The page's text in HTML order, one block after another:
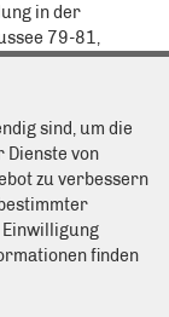
in der
79-81,
um über die
auch der
Deutsche
2019 in
die Fragen der
waren in
sind, um die
Dienste von
zu verbessern
finden